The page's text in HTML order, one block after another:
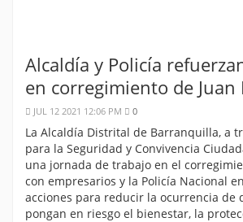
Alcaldía y Policía
en corregimiento de Juan
JUL 12 2021 12:06 PM 0
La Alcaldía Distrital de Barranquilla, a
para la Seguridad y Convivencia
una jornada de trabajo en el
con empresarios y la Policía Nacional
acciones para reducir la ocurrencia de
pongan en riesgo el bienestar, la